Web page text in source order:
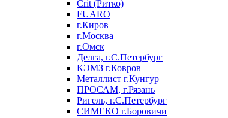
Crit (Ритко)
FUARO
г.Киров
г.Москва
г.Омск
Делга, г.С.Петербург
КЭМЗ г.Ковров
Металлист г.Кунгур
ПРОСАМ, г.Рязань
Ригель, г.С.Петербург
СИМЕКО г.Боровичи